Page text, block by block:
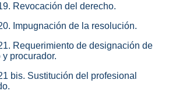
Revocación del derecho.
Impugnación de la resolución.
Requerimiento de designación de
procurador.
bis. Sustitución del profesional